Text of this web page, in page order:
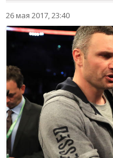
26 мая 2017, 23:40